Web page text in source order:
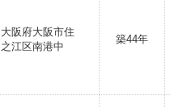
大阪府大阪市住
之江区南港中
築44年